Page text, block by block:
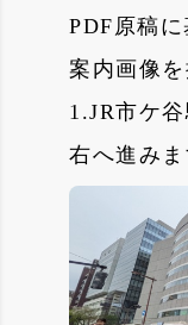
PDF原稿
案内画像を
1.JR市ケ
右へ進みま